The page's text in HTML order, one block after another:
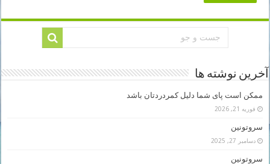
آخرین نوشته ها
ممکن است پای شما دلیل کمردردتان باشد
فوریه 21, 2026
سروتونین
دسامبر 27, 2025
سروتونین